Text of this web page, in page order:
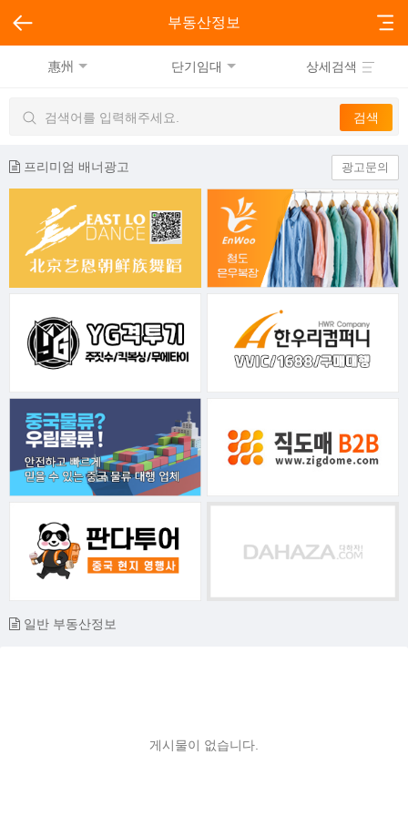
부동산정보
惠州 단기임대 상세검색
프리미엄 배너광고 광고문의
일반 부동산정보
게시물이 없습니다.